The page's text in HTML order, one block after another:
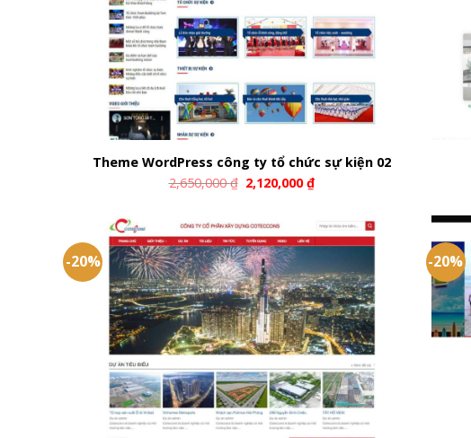
Theme WordPress công ty tổ chức sự kiện 02
2,650,000₫ 2,120,000₫
-20% -20%